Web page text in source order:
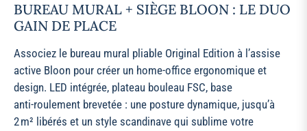
BUREAU MURAL + SIÈGE BLOON : LE DUO
GAIN DE PLACE
Associez le bureau mural pliable Original Edition à l’assise
active Bloon pour créer un home‑office ergonomique et
design. LED intégrée, plateau bouleau FSC, base
anti‑roulement brevetée : une posture dynamique, jusqu’à
2 m² libérés et un style scandinave qui sublime votre